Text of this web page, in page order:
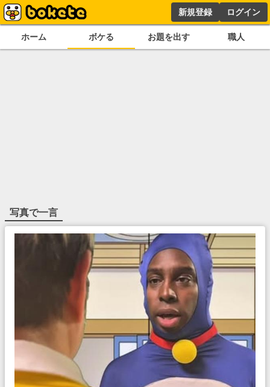
新規登録 ログイン
ホーム ボケる お題を出す 職人
写真で一言